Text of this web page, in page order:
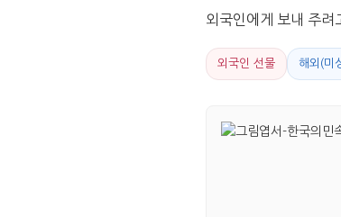
외국인에게 보내 주려
외국인 선물 해외(미